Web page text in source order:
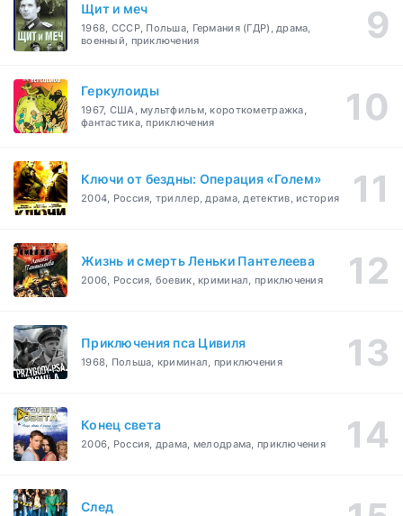
Щит и меч
1968, СССР, Польша, Германия (ГДР), драма,
военный, приключения
Геркулоиды
1967, США, мультфильм, короткометражка,
фантастика, приключения
Ключи от бездны: Операция «Голем»
2004, Россия, триллер, драма, детектив, история
Жизнь и смерть Леньки Пантелеева
2006, Россия, боевик, криминал, приключения
Приключения пса Цивиля
1968, Польша, криминал, приключения
Конец света
2006, Россия, драма, мелодрама, приключения
След